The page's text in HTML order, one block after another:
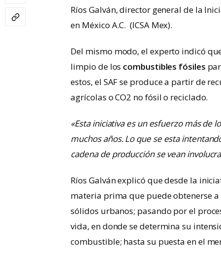
Ríos Galván, director general de la
en México A.C. (ICSA Mex).
Del mismo modo, el experto indicó
limpio de los combustibles fósiles
estos, el SAF se produce a partir de
agrícolas o CO2 no fósil o reciclado.
«Esta iniciativa es un esfuerzo más de
muchos años. Lo que se esta
cadena de producción se vean
Ríos Galván explicó que desde la
materia prima que puede obtenerse
sólidos urbanos; pasando por el
vida, en donde se determina su
combustible; hasta su puesta en el